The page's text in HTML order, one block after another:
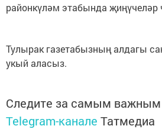
районкүләм этабында
Тулырак газетабызның алдагы
укый аласыз.
Следите за самым
Telegram-канале Татмедиа